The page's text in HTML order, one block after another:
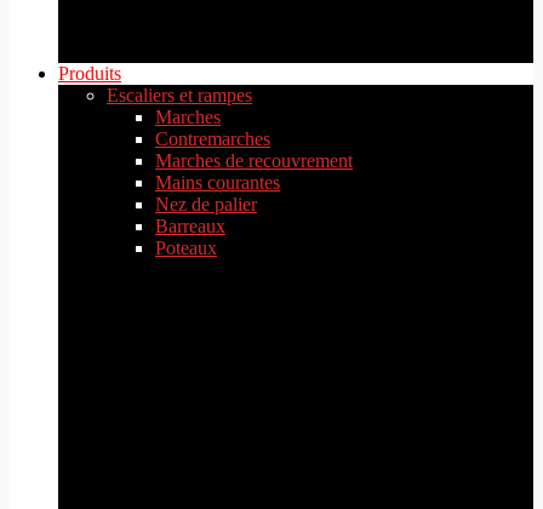
Produits
Escaliers et rampes
Marches
Contremarches
Marches de recouvrement
Mains courantes
Nez de palier
Barreaux
Poteaux